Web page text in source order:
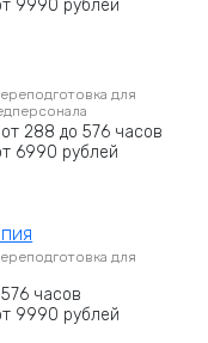
9990 рублей
для
288 до 576 часов
6990 рублей
для
часов
9990 рублей